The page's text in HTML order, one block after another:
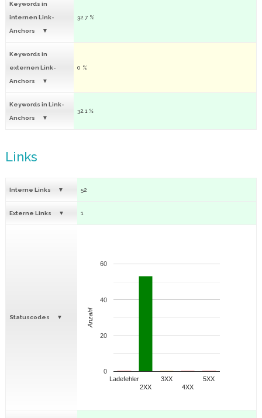
Keywords in
internen Link-
Anchors
32.7 %
Keywords in
externen Link-
Anchors
0 %
Keywords in Link-
Anchors
32.1 %
Links
Interne Links 52
Externe Links 1
Statuscodes
Ladefehler
2XX
3XX
4XX
5XX
0
20
40
60
Anzahl